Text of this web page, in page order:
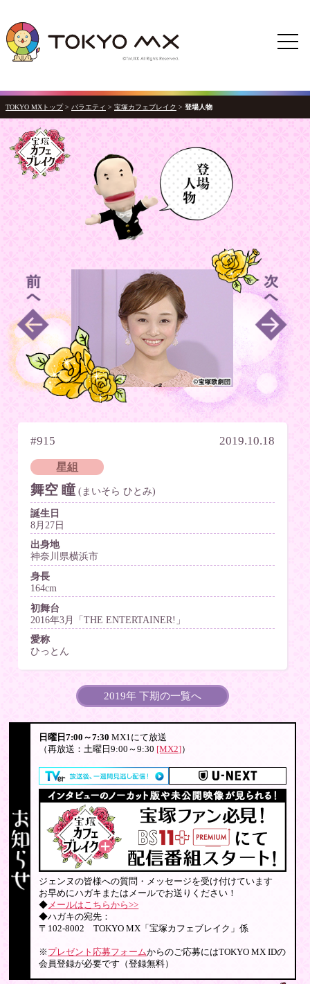
TOKYO MXトップ> バラエティ > 宝塚カフェブレイク > 登場人物
#915 2019.10.18
星組
舞空 瞳 (まいそら ひとみ)
誕生日
8月27日
出身地
神奈川県横浜市
身長
164cm
初舞台
2016年3月「THE ENTERTAINER!」
愛称
ひっとん
2019年 下期の一覧へ
日曜日7:00～7:30 MX1にて放送
（再放送：土曜日9:00～9:30 [MX2] ）
ジェンヌの皆様への質問・メッセージを受け付けています
お早めにハガキまたはメールでお送りください！
◆メールはこちらから>>
◆ハガキの宛先：
〒102-8002 TOKYO MX「宝塚カフェブレイク」係
※ プレゼント応募フォームからのご応募にはTOKYO MX IDの
会員登録が必要です（登録無料）